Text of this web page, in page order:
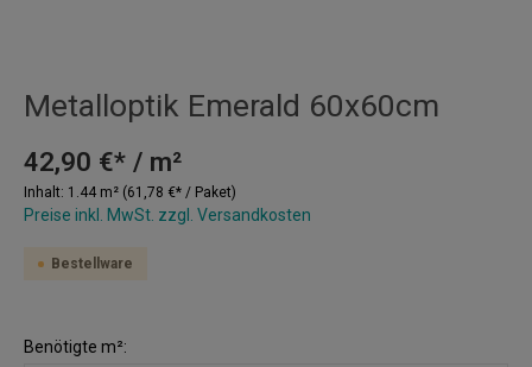
Metalloptik Emerald 60x60cm
42,90 €* / m²
Inhalt: 1.44 m² (61,78 €* / Paket)
Preise inkl. MwSt. zzgl. Versandkosten
Bestellware
Benötigte m²: